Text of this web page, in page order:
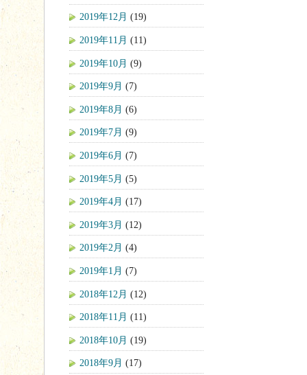
2019年12月 (19)
2019年11月 (11)
2019年10月 (9)
2019年9月 (7)
2019年8月 (6)
2019年7月 (9)
2019年6月 (7)
2019年5月 (5)
2019年4月 (17)
2019年3月 (12)
2019年2月 (4)
2019年1月 (7)
2018年12月 (12)
2018年11月 (11)
2018年10月 (19)
2018年9月 (17)